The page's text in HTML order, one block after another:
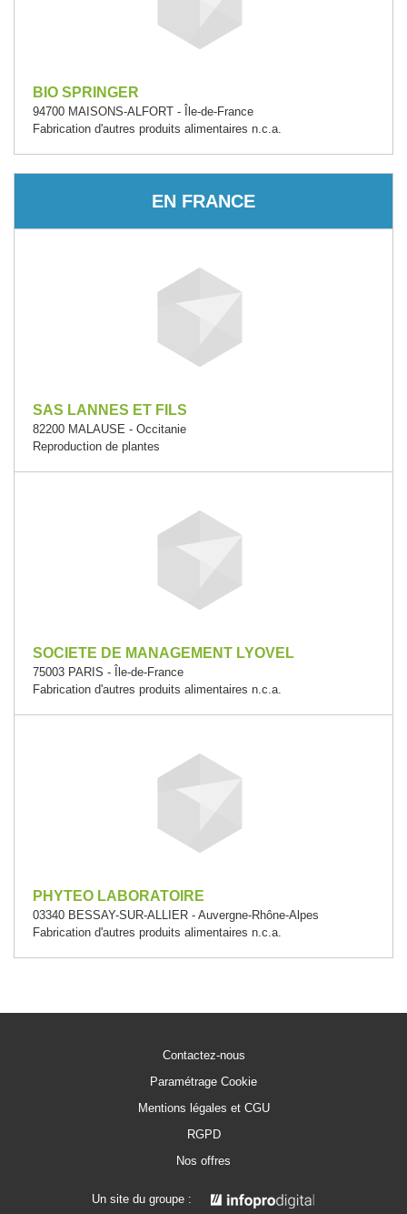
BIO SPRINGER
94700 MAISONS-ALFORT - Île-de-France
Fabrication d'autres produits alimentaires n.c.a.
EN FRANCE
SAS LANNES ET FILS
82200 MALAUSE - Occitanie
Reproduction de plantes
SOCIETE DE MANAGEMENT LYOVEL
75003 PARIS - Île-de-France
Fabrication d'autres produits alimentaires n.c.a.
PHYTEO LABORATOIRE
03340 BESSAY-SUR-ALLIER - Auvergne-Rhône-Alpes
Fabrication d'autres produits alimentaires n.c.a.
Contactez-nous
Paramétrage Cookie
Mentions légales et CGU
RGPD
Nos offres
Un site du groupe :